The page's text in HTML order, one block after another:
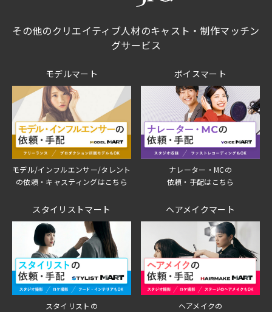
その他のクリエイティブ人材のキャスト・制作マッチン
グサービス
モデルマート
モデル/インフルエンサー/タレント
の依頼・キャスティングはこちら
ボイスマート
ナレーター・MCの
依頼・手配はこちら
スタイリストマート
スタイリストの
ヘアメイクマート
ヘアメイクの